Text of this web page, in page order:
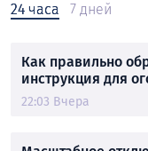
24 часа 7 дней
Как правильно
инструкция для
22:03 Вчера